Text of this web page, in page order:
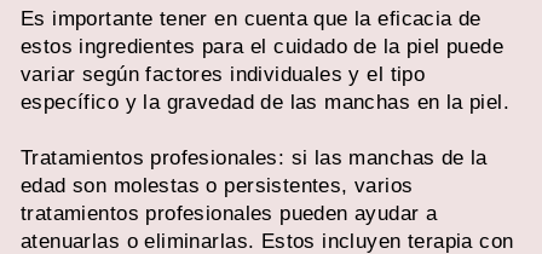
Es importante tener en cuenta que la eficacia de
estos ingredientes para el cuidado de la piel puede
variar según factores individuales y el tipo
específico y la gravedad de las manchas en la piel.
Tratamientos profesionales: si las manchas de la
edad son molestas o persistentes, varios
tratamientos profesionales pueden ayudar a
atenuarlas o eliminarlas. Estos incluyen terapia con